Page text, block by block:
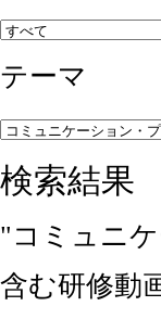
テーマ
検索結果
"コミュニ
含む研修動